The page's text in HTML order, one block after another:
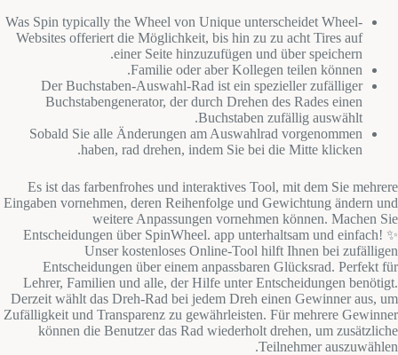
Was Spin typically the Wheel von Unique unterscheidet Wheel-
Websites offeriert die Möglichkeit, bis hin zu zu acht Tires auf
einer Seite hinzuzufügen und über speichern.
Familie oder aber Kollegen teilen können.
Der Buchstaben-Auswahl-Rad ist ein spezieller zufälliger
Buchstabengenerator, der durch Drehen des Rades einen
Buchstaben zufällig auswählt.
Sobald Sie alle Änderungen am Auswahlrad vorgenommen
haben, rad drehen, indem Sie bei die Mitte klicken.
Es ist das farbenfrohes und interaktives Tool, mit dem Sie mehrere
Eingaben vornehmen, deren Reihenfolge und Gewichtung ändern und
weitere Anpassungen vornehmen können. Machen Sie
Entscheidungen über SpinWheel. app unterhaltsam und einfach! ✨
Unser kostenloses Online-Tool hilft Ihnen bei zufälligen
Entscheidungen über einem anpassbaren Glücksrad. Perfekt für
Lehrer, Familien und alle, der Hilfe unter Entscheidungen benötigt.
Derzeit wählt das Dreh-Rad bei jedem Dreh einen Gewinner aus, um
Zufälligkeit und Transparenz zu gewährleisten. Für mehrere Gewinner
können die Benutzer das Rad wiederholt drehen, um zusätzliche
Teilnehmer auszuwählen.